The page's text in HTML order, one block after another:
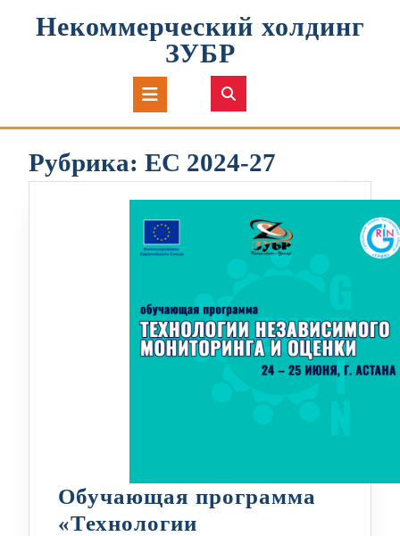
Некоммерческий холдинг
ЗУБР
Кнопка
Открыть
Рубрика: ЕС 2024-27
Обучающая программа
«Технологии